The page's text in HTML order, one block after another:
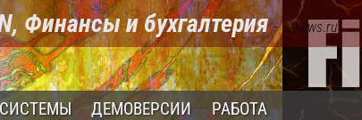
Финансы и бухгалтерия- 12news.ru
СИСТЕМЫ ДЕМОВЕРСИИ РАБОТА